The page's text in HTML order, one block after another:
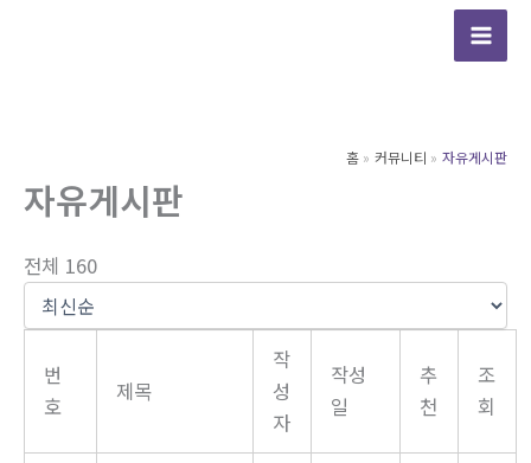
홈 커뮤니티 자유게시판
자유게시판
전체 160
번
호
제목
작
성
자
작성
일
추
천
조
회